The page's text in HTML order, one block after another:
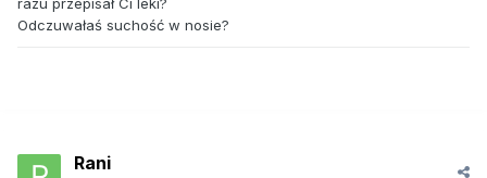
razu przepisał Ci leki?
Odczuwałaś suchość w nosie?
Rani